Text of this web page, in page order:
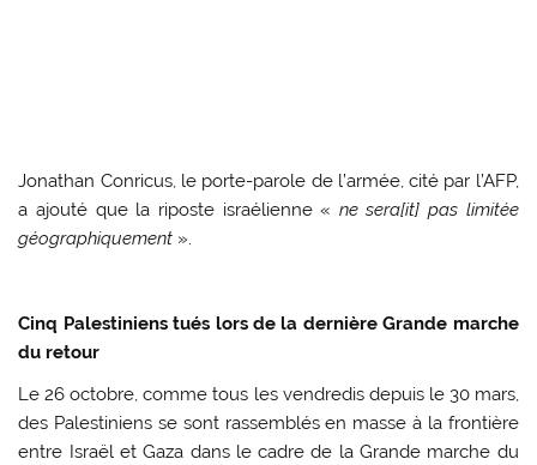
Jonathan Conricus, le porte-parole de l’armée, cité par l’AFP,
a ajouté que la riposte israélienne « ne sera[it] pas limitée
géographiquement ».
Cinq Palestiniens tués lors de la dernière Grande marche
du retour
Le 26 octobre, comme tous les vendredis depuis le 30 mars,
des Palestiniens se sont rassemblés en masse à la frontière
entre Israël et Gaza dans le cadre de la Grande marche du